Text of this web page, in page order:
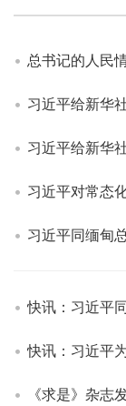
习近平给新华
习近平给新华
习近平同缅甸